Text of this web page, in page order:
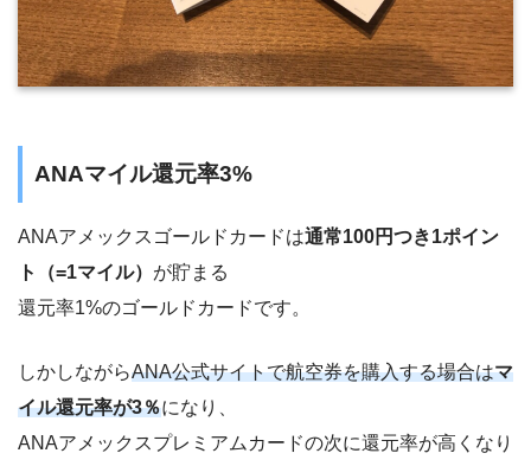
ANAマイル還元率3%
ANAアメックスゴールドカードは通常100円つき1ポイン
ト（=1マイル） が貯まる
還元率1%のゴールドカードです。
しかしながらANA公式サイトで航空券を購入する場合はマ
イル還元率が3％になり、
ANAアメックスプレミアムカードの次に還元率が高くなり